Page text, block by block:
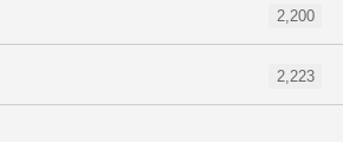
2,200
2,223